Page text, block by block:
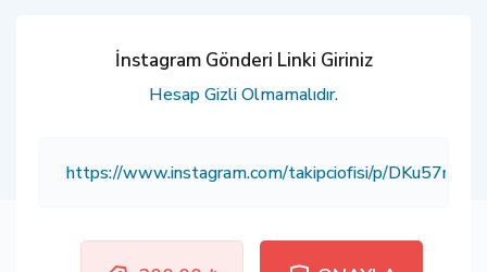
İnstagram Gönderi Linki Giriniz
Hesap Gizli Olmamalıdır.